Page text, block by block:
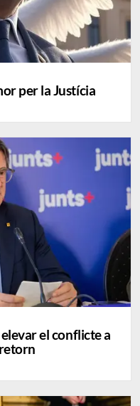
per la Justícia
el conflicte a